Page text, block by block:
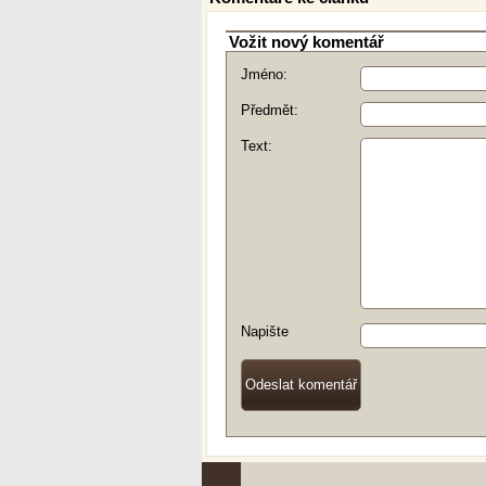
Vožit nový komentář
Jméno:
Předmět:
Text:
Napište